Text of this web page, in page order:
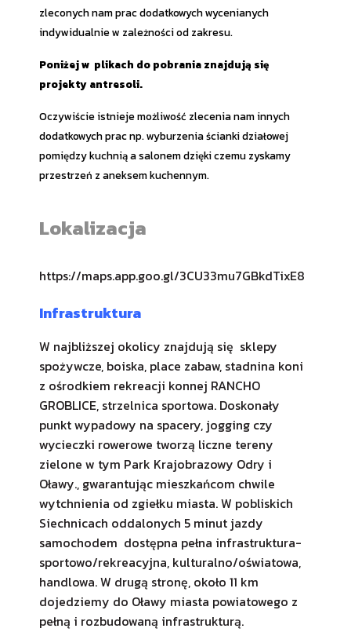
zleconych nam prac dodatkowych wycenianych
indywidualnie w zależności od zakresu.
Poniżej w plikach do pobrania znajdują się
projekty antresoli.
Oczywiście istnieje możliwość zlecenia nam innych
dodatkowych prac np. wyburzenia ścianki działowej
pomiędzy kuchnią a salonem dzięki czemu zyskamy
przestrzeń z aneksem kuchennym.
Lokalizacja
https://maps.app.goo.gl/3CU33mu7GBkdTixE8
Infrastruktura
W najbliższej okolicy znajdują się sklepy
spożywcze, boiska, place zabaw, stadnina koni
z ośrodkiem rekreacji konnej RANCHO
GROBLICE, strzelnica sportowa. Doskonały
punkt wypadowy na spacery, jogging czy
wycieczki rowerowe tworzą liczne tereny
zielone w tym Park Krajobrazowy Odry i
Oławy., gwarantując mieszkańcom chwile
wytchnienia od zgiełku miasta. W pobliskich
Siechnicach oddalonych 5 minut jazdy
samochodem dostępna pełna infrastruktura-
sportowo/rekreacyjna, kulturalno/oświatowa,
handlowa. W drugą stronę, około 11 km
dojedziemy do Oławy miasta powiatowego z
pełną i rozbudowaną infrastrukturą.